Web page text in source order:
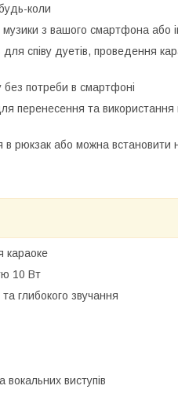
коли
з вашого смартфона або
співу дуетів, проведення
без потреби в смартфоні
перенесення та
в рюкзак або можна встановити
караоке
10 Вт
глибокого звучання
виступів